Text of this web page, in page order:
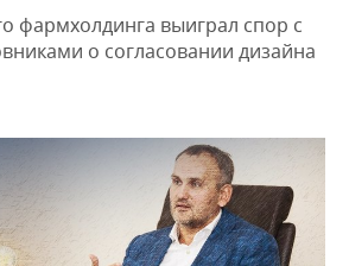
ПФО
фармхолдинга выиграл спор с
о согласовании дизайна